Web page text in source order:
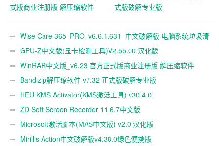
式版商业注册版 解压缩软件
式版破解专业版
Wise Care 365_PRO_v6.6.1.631_中文破解版 电脑系统垃圾清
理软件GPU-Z中文版(显卡检测工具)V2.55.00 汉化版
WinRAR中文版_v6.23 官方正式版商业注册版 解压缩软件
Bandizip解压缩软件 v7.32 正式版破解专业版
HEU KMS Activator(KMS激活工具) v30.4.0
ZD Soft Screen Recorder 11.6.7中文版
Microsoft激活脚本(MAS中文版) v2.0 汉化版
Mirillis Action中文破解版v4.38.0绿色便携版